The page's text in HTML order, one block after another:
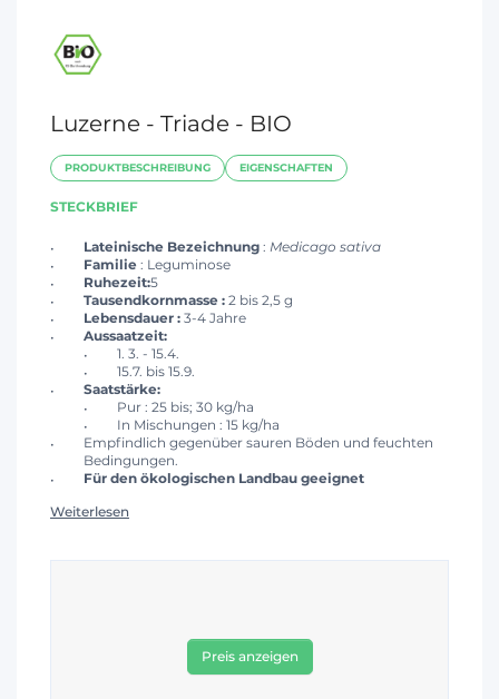
Luzerne - Triade - BIO
PRODUKTBESCHREIBUNG EIGENSCHAFTEN
STECKBRIEF
Lateinische Bezeichnung : Medicago sativa
Familie : Leguminose
Ruhezeit:5
Tausendkornmasse : 2 bis 2,5 g
Lebensdauer : 3-4 Jahre
Aussaatzeit:
1. 3. - 15.4.
15.7. bis 15.9.
Saatstärke:
Pur : 25 bis; 30 kg/ha
In Mischungen : 15 kg/ha
Empfindlich gegenüber sauren Böden und feuchten
Bedingungen.
Für den ökologischen Landbau geeignet
Weiterlesen
Preis anzeigen